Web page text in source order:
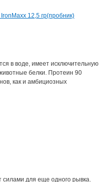
12,5 гр(пробник)
в воде, имеет исключительную
белки. Протеин 90
как и амбициозных
силами для еще одного рывка.